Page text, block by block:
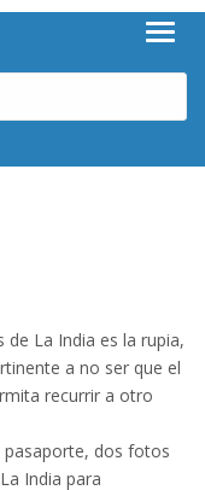
La India es la rupia,
a no ser que el
recurrir a otro
dos fotos
India para